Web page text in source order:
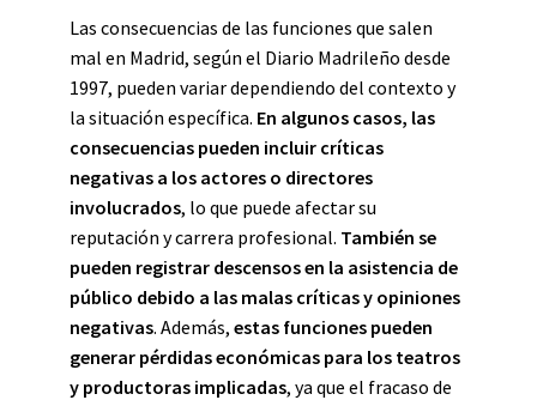
Las consecuencias de las funciones que salen
mal en Madrid, según el Diario Madrileño desde
1997, pueden variar dependiendo del contexto y
la situación específica. En algunos casos, las
consecuencias pueden incluir críticas
negativas a los actores o directores
involucrados, lo que puede afectar su
reputación y carrera profesional. También se
pueden registrar descensos en la asistencia de
público debido a las malas críticas y opiniones
negativas. Además, estas funciones pueden
generar pérdidas económicas para los teatros
y productoras implicadas, ya que el fracaso de